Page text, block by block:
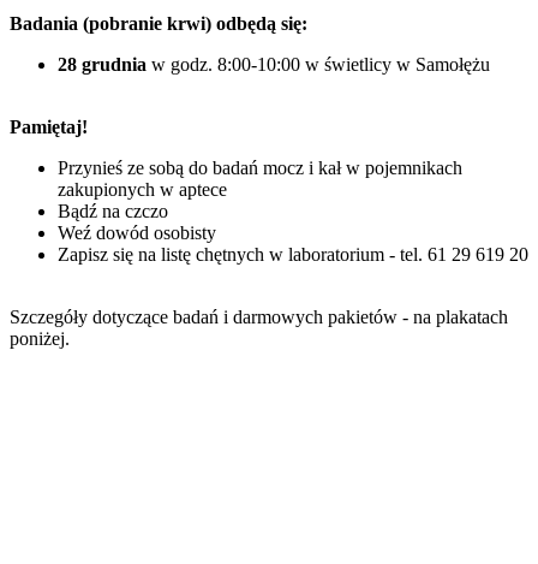
Badania (pobranie krwi) odbędą się:
28 grudnia w godz. 8:00-10:00 w świetlicy w Samołężu
Pamiętaj!
Przynieś ze sobą do badań mocz i kał w pojemnikach
zakupionych w aptece
Bądź na czczo
Weź dowód osobisty
Zapisz się na listę chętnych w laboratorium - tel. 61 29 619 20
Szczegóły dotyczące badań i darmowych pakietów - na plakatach
poniżej.